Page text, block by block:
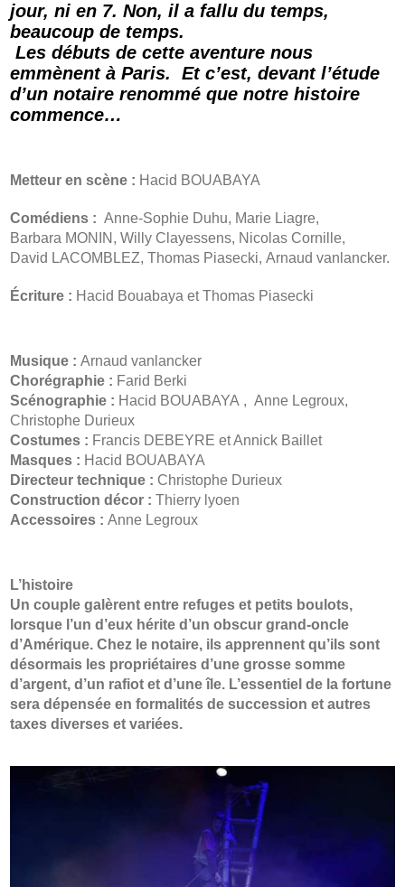
jour, ni en 7. Non, il a fallu du temps,
beaucoup de temps.
Les débuts de cette aventure nous
emmènent à Paris. Et c’est, devant l’étude
d’un notaire renommé que notre histoire
commence…
Metteur en scène : Hacid BOUABAYA
Comédiens : Anne-Sophie Duhu, Marie Liagre,
Barbara MONIN, Willy Clayessens, Nicolas Cornille,
David LACOMBLEZ, Thomas Piasecki, Arnaud vanlancker.
Écriture : Hacid Bouabaya et Thomas Piasecki
Musique :Arnaud vanlancker
Chorégraphie : Farid Berki
Scénographie : Hacid BOUABAYA , Anne Legroux,
Christophe Durieux
Costumes : Francis DEBEYRE et Annick Baillet
Masques : Hacid BOUABAYA
Directeur technique : Christophe Durieux
Construction décor : Thierry lyoen
Accessoires :Anne Legroux
L’histoire
Un couple galèrent entre refuges et petits boulots,
lorsque l’un d’eux hérite d’un obscur grand-oncle
d’Amérique. Chez le notaire, ils apprennent qu’ils sont
désormais les propriétaires d’une grosse somme
d’argent, d’un rafiot et d’une île. L’essentiel de la fortune
sera dépensée en formalités de succession et autres
taxes diverses et variées.